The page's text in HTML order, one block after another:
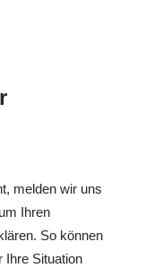
melden wir uns
Ihren
So können
Ihre Situation